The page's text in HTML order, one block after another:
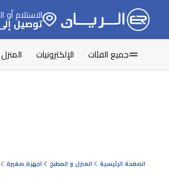
الاستلام أو
توصيل
جميع الفئات الإلكترونيات
الصفحة الرئيسية المنزل و المطبخ اجهزة صغيرة